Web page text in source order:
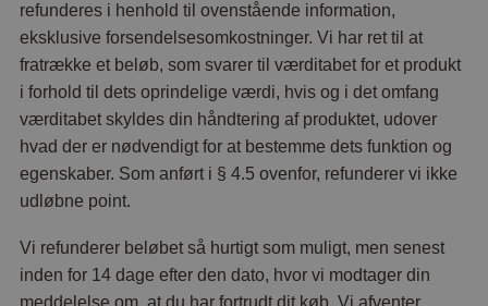
refunderes i henhold til ovenstående information,
eksklusive forsendelsesomkostninger. Vi har ret til at
fratrække et beløb, som svarer til værditabet for et produkt
i forhold til dets oprindelige værdi, hvis og i det omfang
værditabet skyldes din håndtering af produktet, udover
hvad der er nødvendigt for at bestemme dets funktion og
egenskaber. Som anført i § 4.5 ovenfor, refunderer vi ikke
udløbne point.
Vi refunderer beløbet så hurtigt som muligt, men senest
inden for 14 dage efter den dato, hvor vi modtager din